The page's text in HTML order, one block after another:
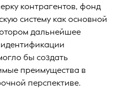
контрагентов, фонд
систему как основной
дальнейшее
бы создать
преимущества в
перспективе.